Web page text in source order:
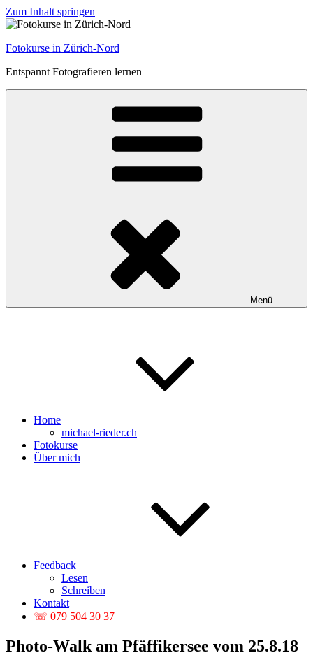
Zum Inhalt springen
Fotokurse in Zürich-Nord
Entspannt Fotografieren lernen
Menü
Home
michael-rieder.ch
Fotokurse
Über mich
Feedback
Lesen
Schreiben
Kontakt
☏ 079 504 30 37
Photo-Walk am Pfäffikersee vom 25.8.18